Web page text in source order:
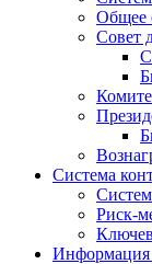
Общее
Совет
Система
Риск-
Информация